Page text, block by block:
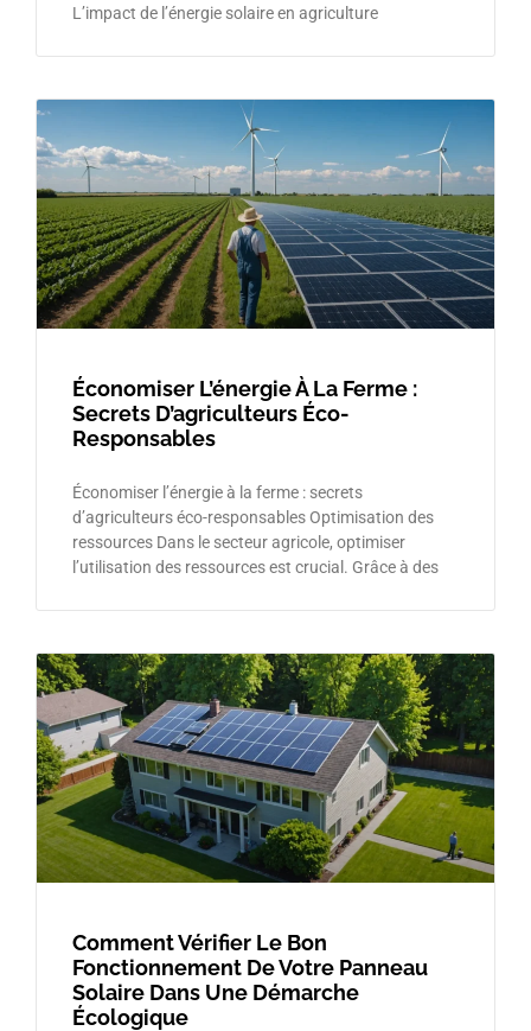
L’impact de l’énergie solaire en agriculture
Économiser L’énergie À La Ferme :
Secrets D’agriculteurs Éco-
Responsables
Économiser l’énergie à la ferme : secrets
d’agriculteurs éco-responsables Optimisation des
ressources Dans le secteur agricole, optimiser
l’utilisation des ressources est crucial. Grâce à des
Comment Vérifier Le Bon
Fonctionnement De Votre Panneau
Solaire Dans Une Démarche
Écologique